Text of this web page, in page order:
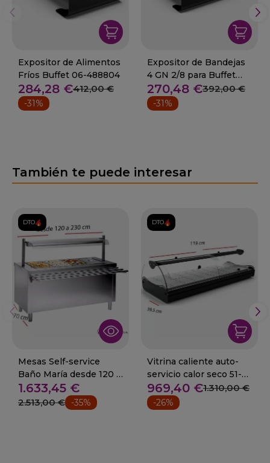
Expositor de Alimentos
Fríos Buffet 06-488804
284,28 €412,00 €
-31%
Expositor de Bandejas
4 GN 2/8 para Buffet
06-488808
270,48 €392,00 €
-31%
También te puede interesar
DTO.
Mesas Self-service
Baño María desde 120 a
230 cm.
1.633,45 €
2.513,00 € -35%
DTO.
Vitrina caliente auto-
servicio calor seco 51-
SHS6L
969,40 €1.310,00 €
-26%